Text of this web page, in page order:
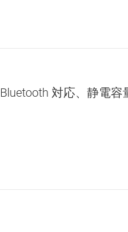
対応、静電